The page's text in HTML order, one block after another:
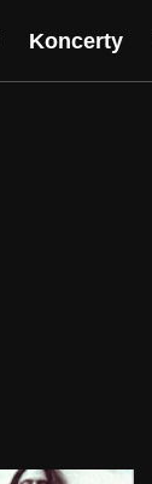
Koncerty